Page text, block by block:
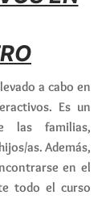
a cabo en
Es un
las familias,
as. Además,
en el
todo el curso